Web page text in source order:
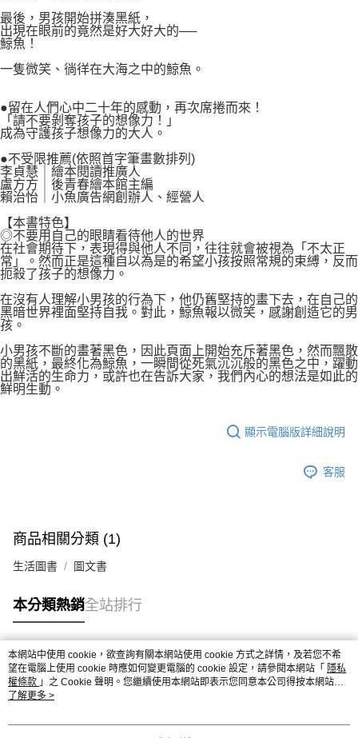
最後，男孩開始拼湊黑紙，
出現在眼前的竟然是好大好大的──
鯨魚！
一隻微笑、徜徉在大海之中的鯨魚。
●留在人們心中二十年的感動，再次席捲而來！
「請不要剝奪孩子的想像力！」
成為守護孩子想像力的大人。
●不受限推薦(依照首字筆畫數排列)
李貞慧｜繪本閱讀推廣人
盧方方｜後青春繪本館主編
賴治怡｜小魚廣告網創辦人、經營人
【本書特色】
◎不要用自己的眼睛看待他人的世界
在社會期待下，表現得與他人不同，往往就會被視為「不太正
常」。然而正是這種自以為是的希望小孩按照常規的束縛，反而
扼殺了孩子的想像力。
在沒有人理解小男孩的行為下，他仍舊堅持的畫下去，在自己的
黑暗世界裡面堅持自我。對此，鯨魚報以微笑，感謝創造它的男
孩。
小男孩不斷的畫著黑色，因此頁面上開始充斥著黑色，然而飄散
的黑紙，最終化為鯨魚，一瞬間從死氣沉沉般的黑色之中，躍動
出鮮活的生命力，或許也在告訴大家，我們內心的想法是如此的
鮮明生動。
顯示電腦版詳細說明
客服
商品相關分類 (1)
生活圖書 圖文書
本分類熱銷全站排行
熱門標籤
本網站中使用 cookie，欲查詢有關本網站使用 cookie 方式之詳情，及若您不希
望在電腦上使用 cookie 時應如何變更電腦的 cookie 設定，請參閱本網站「 隱私
權條款 」之 Cookie 聲明。您繼續使用本網站即表示您同意本公司得按本網站使
用條款之 Cookie 聲明使用 cookie。
了解更多 >